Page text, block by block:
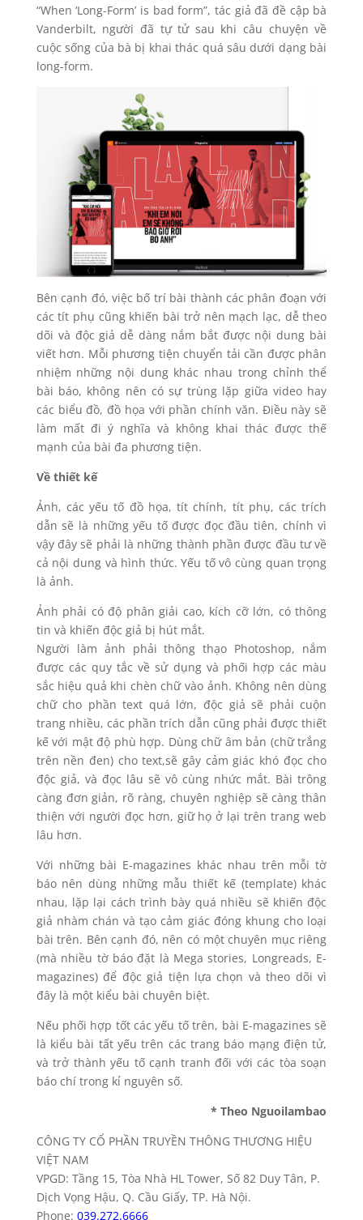
“When ‘Long-Form’ is bad form”, tác giả đã đề cập bà
Vanderbilt, người đã tự tử sau khi câu chuyện về
cuộc sống của bà bị khai thác quá sâu dưới dạng bài
long-form.
Bên cạnh đó, việc bố trí bài thành các phân đoạn với
các tít phụ cũng khiến bài trở nên mạch lạc, dễ theo
dõi và độc giả dễ dàng nắm bắt được nội dung bài
viết hơn. Mỗi phương tiện chuyển tải cần được phân
nhiệm những nội dung khác nhau trong chỉnh thể
bài báo, không nên có sự trùng lặp giữa video hay
các biểu đồ, đồ họa với phần chính văn. Điều này sẽ
làm mất đi ý nghĩa và không khai thác được thế
mạnh của bài đa phương tiện.
Về thiết kế
Ảnh, các yếu tố đồ họa, tít chính, tít phụ, các trích
dẫn sẽ là những yếu tố được đọc đầu tiên, chính vì
vậy đây sẽ phải là những thành phần được đầu tư về
cả nội dung và hình thức. Yếu tố vô cùng quan trọng
là ảnh.
Ảnh phải có độ phân giải cao, kích cỡ lớn, có thông
tin và khiến độc giả bị hút mắt.
Người làm ảnh phải thông thạo Photoshop, nắm
được các quy tắc về sử dụng và phối hợp các màu
sắc hiệu quả khi chèn chữ vào ảnh. Không nên dùng
chữ cho phần text quá lớn, độc giả sẽ phải cuộn
trang nhiều, các phần trích dẫn cũng phải được thiết
kế với mật độ phù hợp. Dùng chữ âm bản (chữ trắng
trên nền đen) cho text,sẽ gây cảm giác khó đọc cho
độc giả, và đọc lâu sẽ vô cùng nhức mắt. Bài trông
càng đơn giản, rõ ràng, chuyên nghiệp sẽ càng thân
thiện với người đọc hơn, giữ họ ở lại trên trang web
lâu hơn.
Với những bài E-magazines khác nhau trên mỗi tờ
báo nên dùng những mẫu thiết kế (template) khác
nhau, lặp lại cách trình bày quá nhiều sẽ khiến độc
giả nhàm chán và tạo cảm giác đóng khung cho loại
bài trên. Bên cạnh đó, nên có một chuyên mục riêng
(mà nhiều tờ báo đặt là Mega stories, Longreads, E-
magazines) để độc giả tiện lựa chọn và theo dõi vì
đây là một kiểu bài chuyên biệt.
Nếu phối hợp tốt các yếu tố trên, bài E-magazines sẽ
là kiểu bài tất yếu trên các trang báo mạng điện tử,
và trở thành yếu tố cạnh tranh đối với các tòa soạn
báo chí trong kỉ nguyên số.
* Theo Nguoilambao
CÔNG TY CỔ PHẦN TRUYỀN THÔNG THƯƠNG HIỆU
VIỆT NAM
VPGD: Tầng 15, Tòa Nhà HL Tower, Số 82 Duy Tân, P.
Dịch Vọng Hậu, Q. Cầu Giấy, TP. Hà Nội.
Phone: 039.272.6666